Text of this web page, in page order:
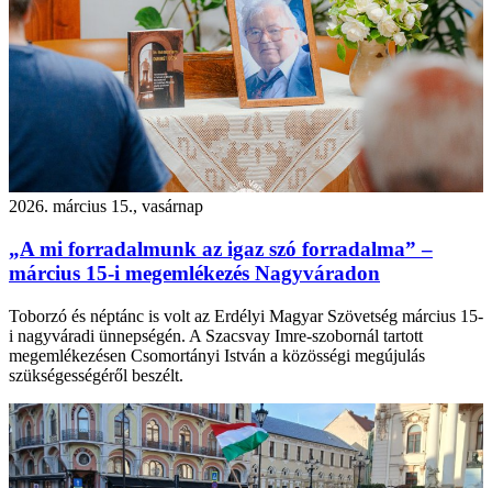
2026. március 15., vasárnap
„A mi forradalmunk az igaz szó forradalma” –
március 15-i megemlékezés Nagyváradon
Toborzó és néptánc is volt az Erdélyi Magyar Szövetség március 15-
i nagyváradi ünnepségén. A Szacsvay Imre-szobornál tartott
megemlékezésen Csomortányi István a közösségi megújulás
szükségességéről beszélt.